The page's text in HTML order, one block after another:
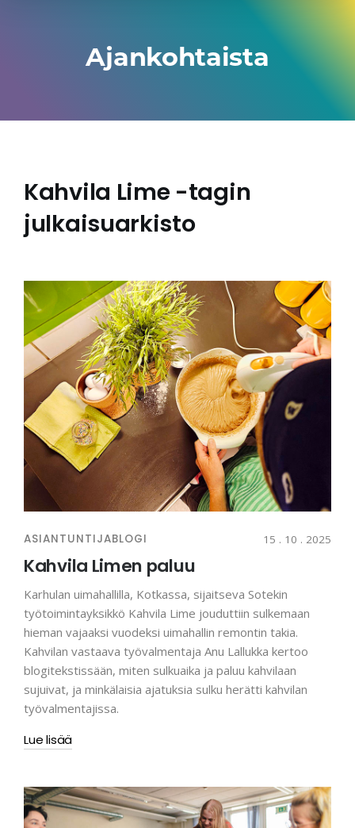
Ajankohtaista
Kahvila Lime -tagin
julkaisuarkisto
ASIANTUNTIJABLOGI 15 . 10 . 2025
Kahvila Limen paluu
Karhulan uimahallilla, Kotkassa, sijaitseva Sotekin
työtoimintayksikkö Kahvila Lime jouduttiin sulkemaan
hieman vajaaksi vuodeksi uimahallin remontin takia.
Kahvilan vastaava työvalmentaja Anu Lallukka kertoo
blogitekstissään, miten sulkuaika ja paluu kahvilaan
sujuivat, ja minkälaisia ajatuksia sulku herätti kahvilan
työvalmentajissa.
Lue lisää